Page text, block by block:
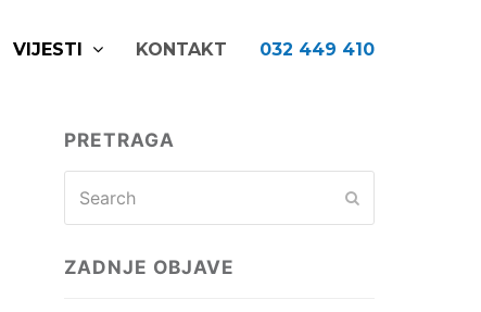
VIJESTI KONTAKT 032 449 410
PRETRAGA
ZADNJE OBJAVE